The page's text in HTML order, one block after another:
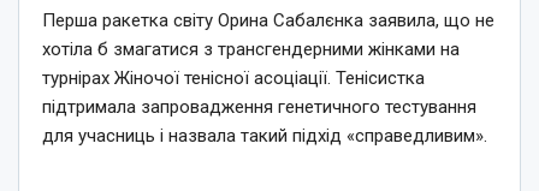
Перша ракетка світу Орина Сабалєнка заявила, що не
хотіла б змагатися з трансгендерними жінками на
турнірах Жіночої тенісної асоціації. Тенісистка
підтримала запровадження генетичного тестування
для учасниць і назвала такий підхід «справедливим».